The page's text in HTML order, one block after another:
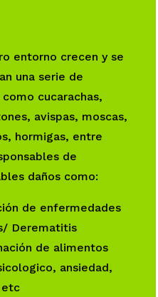
entorno crecen y se
una serie de
cucarachas,
avispas, moscas,
hormigas, entre
de
daños como:
de enfermedades
Derematitis
de alimentos
ansiedad,
etc